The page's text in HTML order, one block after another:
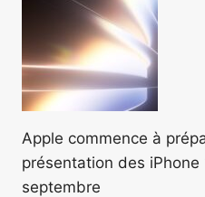
Apple commence à
présentation des iPhone
septembre